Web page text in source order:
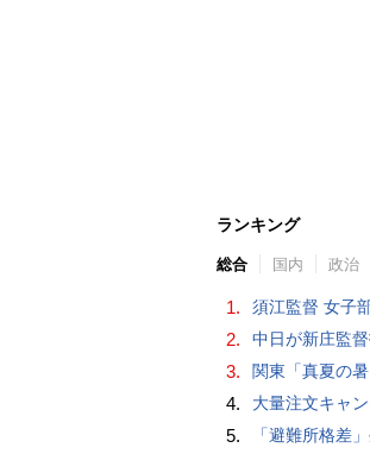
ランキング
総合 国内 政治
1. 須江監督 女子
2. 中日が新庄監
3. 関東「真夏の
4. 大量注文キャ
5. 「避難所格差